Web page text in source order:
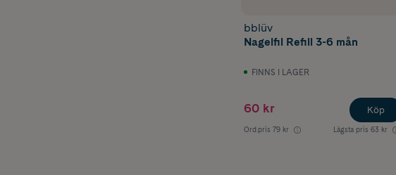
bblüv
Nagelfil Refill 3-6 mån
FINNS I LAGER
60 kr
Ord.pris 79 kr Lägsta pris 63 kr
Köp